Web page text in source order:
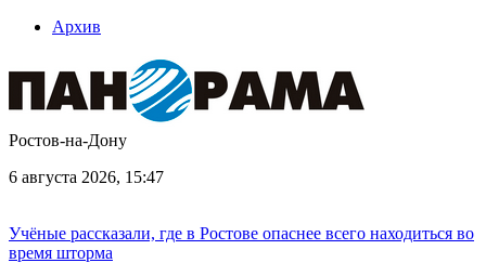
Архив
Ростов-на-Дону
6 августа 2026, 15:47
Учёные рассказали, где в Ростове опаснее всего находиться во
время шторма